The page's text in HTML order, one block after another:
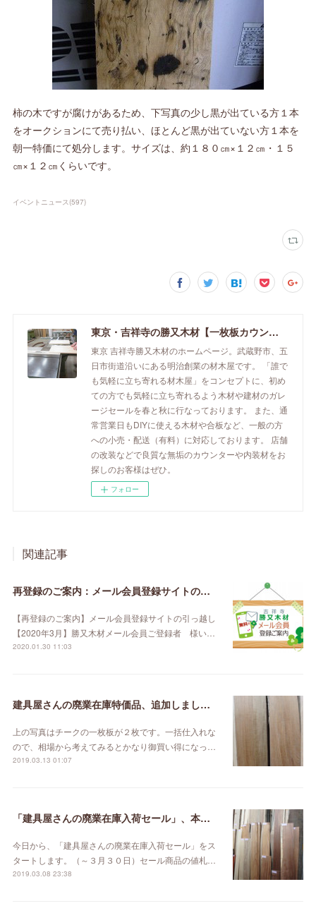
柿の木ですが腐けがあるため、下写真の少し黒が出ている方１本
をオークションにて売り払い、ほとんど黒が出ていない方１本を
朝一特価にて処分します。サイズは、約１８０㎝×１２㎝・１５
㎝×１２㎝くらいです。
イベントニュース(597)
東京・吉祥寺の勝又木材【一枚板カウンター】
東京 吉祥寺勝又木材のホームページ。武蔵野市、五
日市街道沿いにある明治創業の材木屋です。 「誰で
も気軽に立ち寄れる材木屋」をコンセプトに、初め
ての方でも気軽に立ち寄れるよう木材や建材のガレ
ージセールを春と秋に行なっております。 また、通
常営業日もDIYに使える木材や合板など、一般の方
への小売・配送（有料）に対応しております。 店舗
の改装などで良質な無垢のカウンターや内装材をお
探しのお客様はぜひ。
フォロー
関連記事
再登録のご案内：メール会員登録サイトの引っ越し【2020年3月】
【再登録のご案内】メール会員登録サイトの引っ越し
【2020年3月】勝又木材メール会員ご登録者 様い…
2020.01.30 11:03
建具屋さんの廃業在庫特価品、追加しました。
上の写真はチークの一枚板が２枚です。一括仕入れな
ので、相場から考えてみるとかなり御買い得になっ…
2019.03.13 01:07
「建具屋さんの廃業在庫入荷セール」、本日スタート！
今日から、「建具屋さんの廃業在庫入荷セール」をス
タートします。（～３月３０日）セール商品の値札…
2019.03.08 23:38